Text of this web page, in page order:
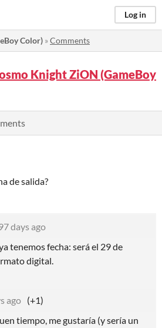
Log in
Color) »Comments
Knight ZiON (GameBoy
de salida?
days ago
tenemos fecha: será el 29 de
digital.
ago (+1)
tiempo, me gustaría (y sería un